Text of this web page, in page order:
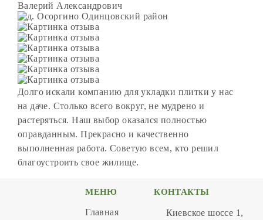
Валерий Александрович
Долго искали компанию для укладки плитки у нас
на даче. Столько всего вокруг, не мудрено и
растеряться. Наш выбор оказался полностью
оправданным. Прекрасно и качественно
выполненная работа. Советую всем, кто решил
благоустроить свое жилище.
МЕНЮ
Главная
КОНТАКТЫ
Киевское шоссе 1,